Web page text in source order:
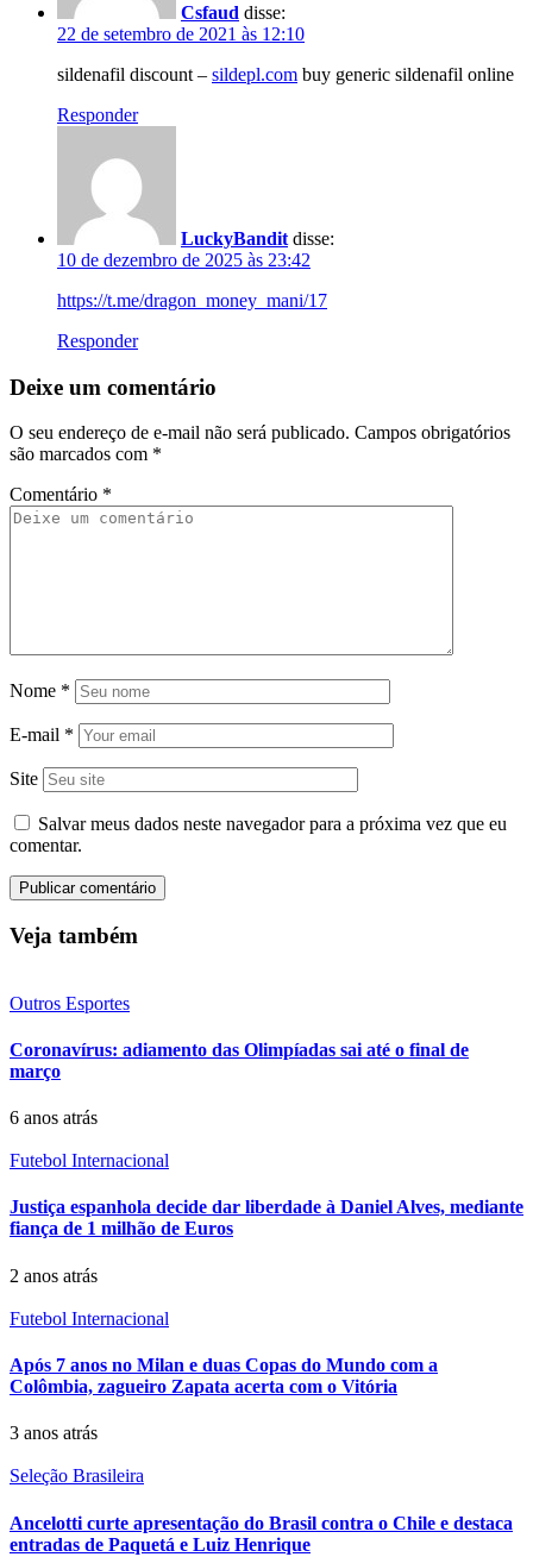
Csfaud disse:
22 de setembro de 2021 às 12:10
sildenafil discount – sildepl.com buy generic sildenafil online
Responder
LuckyBandit disse:
10 de dezembro de 2025 às 23:42
https://t.me/dragon_money_mani/17
Responder
Deixe um comentário
O seu endereço de e-mail não será publicado. Campos obrigatórios
são marcados com *
Comentário *
Nome *
E-mail *
Site
Salvar meus dados neste navegador para a próxima vez que eu
comentar.
Veja também
Outros Esportes
Coronavírus: adiamento das Olimpíadas sai até o final de
março
6 anos atrás
Futebol Internacional
Justiça espanhola decide dar liberdade à Daniel Alves, mediante
fiança de 1 milhão de Euros
2 anos atrás
Futebol Internacional
Após 7 anos no Milan e duas Copas do Mundo com a
Colômbia, zagueiro Zapata acerta com o Vitória
3 anos atrás
Seleção Brasileira
Ancelotti curte apresentação do Brasil contra o Chile e destaca
entradas de Paquetá e Luiz Henrique